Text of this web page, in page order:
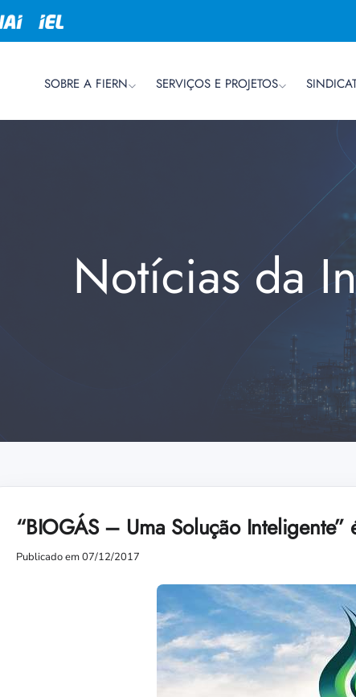
SOBRE A FIERN SERVIÇOS E PROJETOS
Notícias da
“BIOGÁS – Uma Solução Inteligente”
Publicado em 07/12/2017